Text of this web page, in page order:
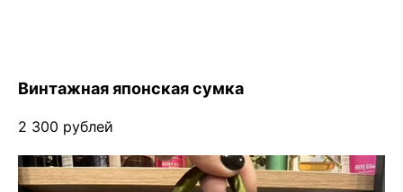
Винтажная японская сумка
2 300 рублей